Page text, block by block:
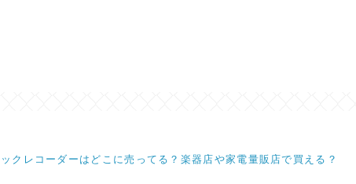
クレコーダーはどこに売ってる？楽器店や家電量販店で買える？